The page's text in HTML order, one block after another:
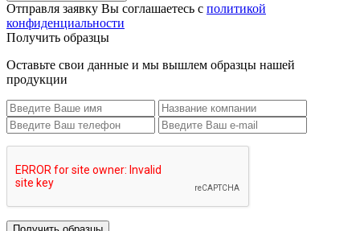
Отправля заявку Вы соглашаетесь с политикой
конфиденциальности
Получить образцы
Оставьте свои данные и мы вышлем образцы нашей
продукции